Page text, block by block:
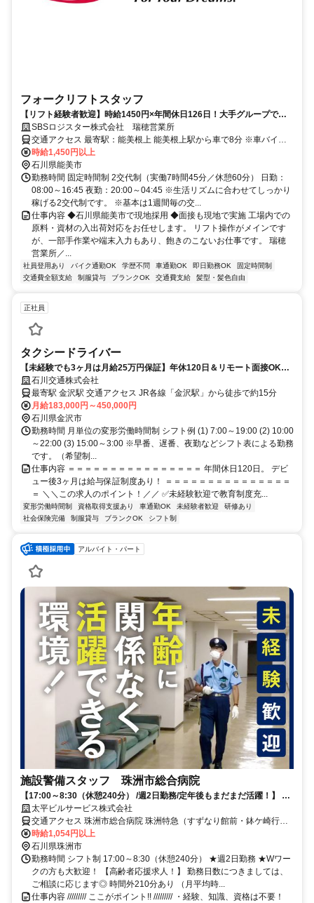
フォークリフトスタッフ
【リフト経験者歓迎】時給1450円×年間休日126日！大手グループで正
社員登用あり！夜勤手当でガッツリ稼げる！原料出荷の司令塔！
SBSロジスター株式会社 瑞穂営業所
交通アクセス 最寄駅：能美根上 能美根上駅から車で8分 ※車バイク
通勤OK
時給1,450円以上
石川県能美市
勤務時間 固定時間制 2交代制（実働7時間45分／休憩60分） 日勤：
08:00～16:45 夜勤：20:00～04:45 ※生活リズムに合わせてしっかり
稼げる2交代制です。 ※基本は1週間毎の交...
仕事内容 ◆石川県能美市で現地採用 ◆面接も現地で実施 工場内での
原料・資材の入出荷対応をお任せします。 リフト操作がメインです
が、一部手作業や端末入力もあり、飽きのこないお仕事です。 瑞穂
営業所／...
社員登用あり バイク通勤OK 学歴不問 車通勤OK 即日勤務OK
固定時間制
交通費全額支給
制服貸与 ブランクOK 交通費支給 髪型・髪色自由
正社員
タクシードライバー
【未経験でも3ヶ月は月給25万円保証】年休120日＆リモート面接OK！
手厚い研修で安心のタクシードライバー
石川交通株式会社
最寄駅 金沢駅 交通アクセス JR各線「金沢駅」から徒歩で約15分
月給183,000円～450,000円
石川県金沢市
勤務時間 月単位の変形労働時間制 シフト例 (1) 7:00～19:00 (2) 10:00
～22:00 (3) 15:00～3:00 ※早番、遅番、夜勤などシフト表による勤務
です。（希望制...
仕事内容 ＝＝＝＝＝＝＝＝＝＝＝＝＝＝＝＝ 年間休日120日。 デビ
ュー後3ヶ月は給与保証制度あり！ ＝＝＝＝＝＝＝＝＝＝＝＝＝＝＝
＝ ＼＼この求人のポイント！／／ ✅未経験歓迎で教育制度充...
変形労働時間制 資格取得支援あり 車通勤OK 未経験者歓迎
研修あり
社会保険完備
制服貸与 ブランクOK シフト制
アルバイト・パート
施設警備スタッフ 珠洲市総合病院
【17:00～8:30（休憩240分） /週2日勤務/定年後もまだまだ活躍！】 入
社時期相談OK◎経験も資格も学歴も不問！勤務時間も相談可◎
太平ビルサービス株式会社
交通アクセス 珠洲市総合病院 珠洲特急（すずなり館前・鉢ケ崎行
き）乗車、すずなり館前で下車 徒歩5分
時給1,054円以上
石川県珠洲市
勤務時間 シフト制 17:00～8:30（休憩240分） ★週2日勤務 ★Wワー
クの方も大歓迎！ 【高齢者応援求人！】 勤務日数につきましては、
ご相談に応じます◎ 時間外210分あり （月平均時...
仕事内容 ///////// ここがポイント!! ///////// ・経験、知識、資格は不要！